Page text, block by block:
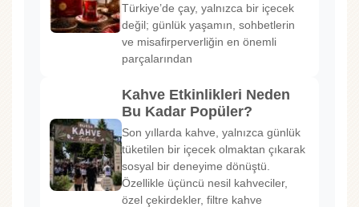
Türkiye’de çay, yalnızca bir içecek
değil; günlük yaşamın, sohbetlerin
ve misafirperverliğin en önemli
parçalarından
Kahve Etkinlikleri Neden
Bu Kadar Popüler?
Son yıllarda kahve, yalnızca günlük
tüketilen bir içecek olmaktan çıkarak
sosyal bir deneyime dönüştü.
Özellikle üçüncü nesil kahveciler,
özel çekirdekler, filtre kahve